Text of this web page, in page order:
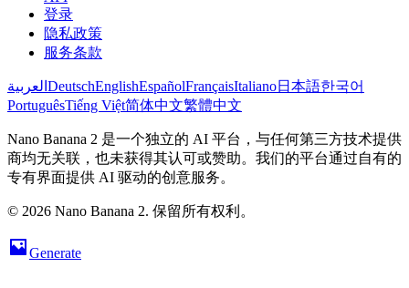
登录
隐私政策
服务条款
العربية DeutschEnglishEspañolFrançaisItaliano日本語한국어
PortuguêsTiếng Việt简体中文繁體中文
Nano Banana 2 是一个独立的 AI 平台，与任何第三方技术提供
商均无关联，也未获得其认可或赞助。我们的平台通过自有的
专有界面提供 AI 驱动的创意服务。
© 2026 Nano Banana 2. 保留所有权利。
Generate